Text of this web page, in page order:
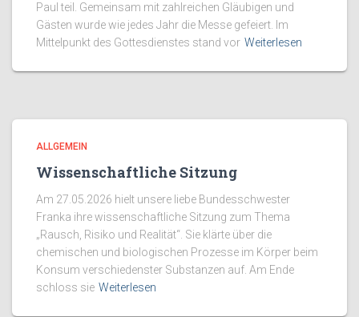
Paul teil. Gemeinsam mit zahlreichen Gläubigen und
Gästen wurde wie jedes Jahr die Messe gefeiert. Im
Mittelpunkt des Gottesdienstes stand vor Weiterlesen
ALLGEMEIN
Wissenschaftliche Sitzung
Am 27.05.2026 hielt unsere liebe Bundesschwester
Franka ihre wissenschaftliche Sitzung zum Thema
„Rausch, Risiko und Realität“. Sie klärte über die
chemischen und biologischen Prozesse im Körper beim
Konsum verschiedenster Substanzen auf. Am Ende
schloss sie Weiterlesen